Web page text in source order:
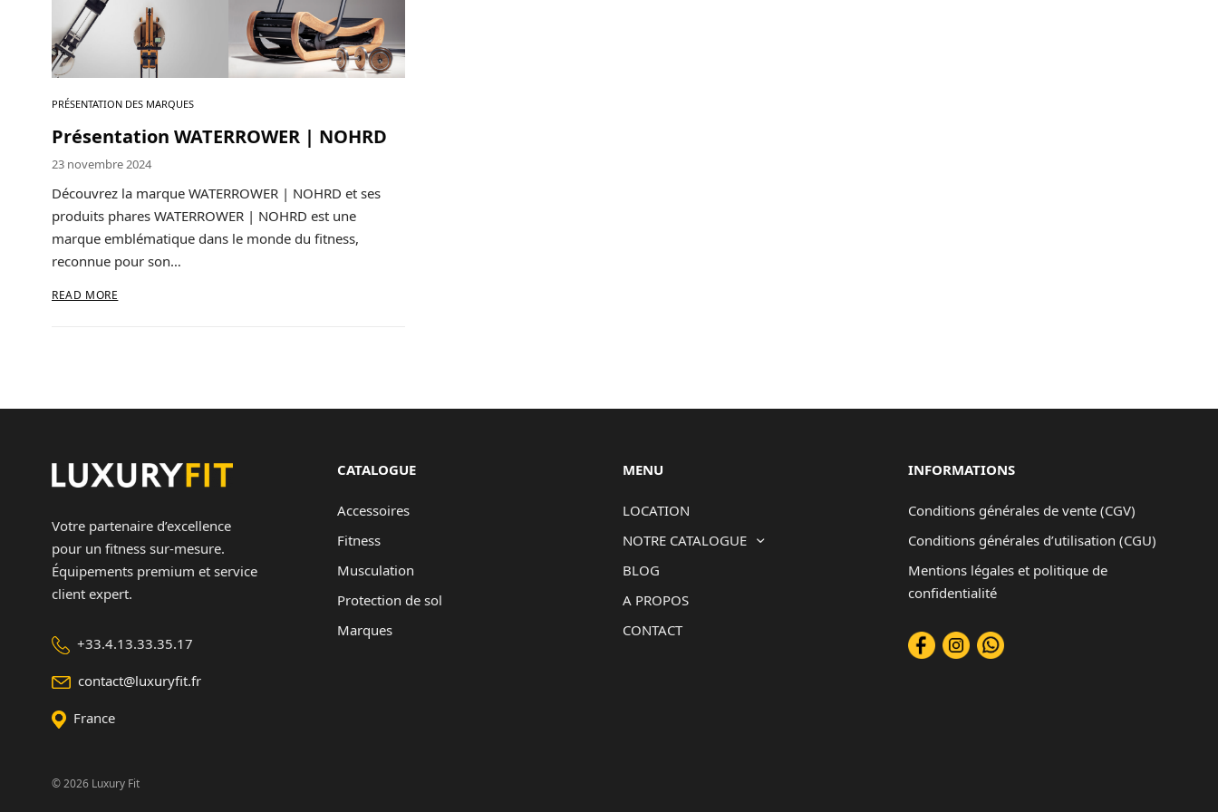
PRÉSENTATION DES MARQUES
Présentation WATERROWER | NOHRD
23 novembre 2024
Découvrez la marque WATERROWER | NOHRD et ses
produits phares WATERROWER | NOHRD est une
marque emblématique dans le monde du fitness,
reconnue pour son…
READ MORE
Votre partenaire d’excellence
pour un fitness sur-mesure.
Équipements premium et service
client expert.
+33.4.13.33.35.17
contact@luxuryfit.fr
France
CATALOGUE
Accessoires
Fitness
Musculation
Protection de sol
Marques
MENU
LOCATION
NOTRE CATALOGUE
BLOG
A PROPOS
CONTACT
INFORMATIONS
Conditions générales de vente (CGV)
Conditions générales d’utilisation (CGU)
Mentions légales et politique de
confidentialité
© 2026 Luxury Fit
A propos
Contact
Copyright © 2024 Luxury Fit. All rights reserved.